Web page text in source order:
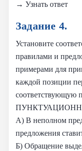
→ Узнать ответ
Задание 4.
Установите
правилами и
примерами для
каждой позиции
соответствующую
А) В неполном
предложения
Б) Обращение